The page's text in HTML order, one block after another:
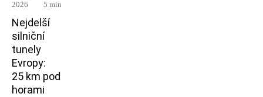
2026
5 min
Nejdelší
silniční
tunely
Evropy:
25 km pod
horami